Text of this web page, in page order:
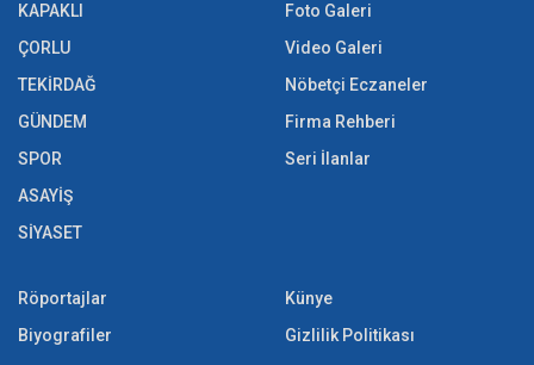
KAPAKLI
ÇORLU
TEKİRDAĞ
GÜNDEM
SPOR
ASAYİŞ
SİYASET
Foto Galeri
Video Galeri
Nöbetçi Eczaneler
Firma Rehberi
Seri İlanlar
Röportajlar
Biyografiler
Künye
Gizlilik Politikası